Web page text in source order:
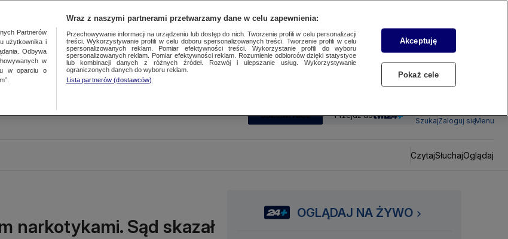
SUBSKRYBUJ Przejdź do
SzukajZaloguj sięMenu
CzytajSłuchajOglądaj
narkotykami. Sąd skazał
OGLĄDAJ NA ŻYWO
Partnerów
użytkownika i
Odbywa
w
w oparciu o
Wraz z naszymi partnerami przetwarzamy dane w celu zapewnienia:
Przechowywanie informacji na urządzeniu lub dostęp do nich. Tworzenie profili w celu personalizacji
treści. Wykorzystywanie profili w celu doboru spersonalizowanych treści. Tworzenie profili w celu
spersonalizowanych reklam. Pomiar efektywności treści. Wykorzystanie profili do wyboru
spersonalizowanych reklam. Pomiar efektywności reklam. Rozumienie odbiorców dzięki statystyce
lub kombinacji danych z różnych źródeł. Rozwój i ulepszanie usług. Wykorzystywanie
ograniczonych danych do wyboru reklam.
Lista partnerów (dostawców)
Akceptuję
Pokaż cele